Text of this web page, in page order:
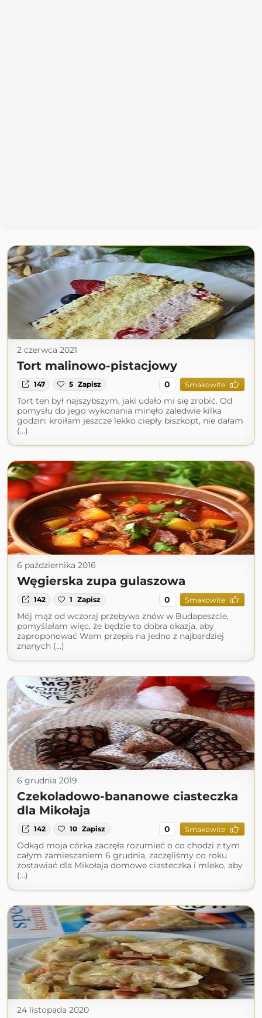
2 czerwca 2021
Tort malinowo-pistacjowy
147 5 Zapisz 0 Smakowite
Tort ten był najszybszym, jaki udało mi się zrobić. Od
pomysłu do jego wykonania minęło zaledwie kilka
godzin: kroiłam jeszcze lekko ciepły biszkopt, nie dałam
(...)
6 października 2016
Węgierska zupa gulaszowa
142 1 Zapisz 0 Smakowite
Mój mąż od wczoraj przebywa znów w Budapeszcie,
pomyślałam więc, że będzie to dobra okazja, aby
zaproponować Wam przepis na jedno z najbardziej
znanych (...)
6 grudnia 2019
Czekoladowo-bananowe ciasteczka
dla Mikołaja
142 10 Zapisz 0 Smakowite
Odkąd moja córka zaczęła rozumieć o co chodzi z tym
całym zamieszaniem 6 grudnia, zaczęliśmy co roku
zostawiać dla Mikołaja domowe ciasteczka i mleko, aby
(...)
24 listopada 2020